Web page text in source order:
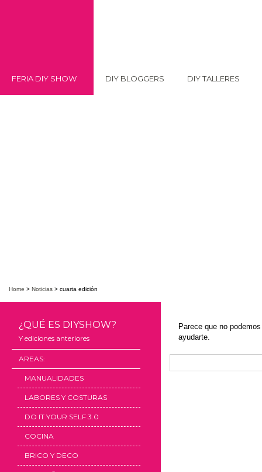
FERIA DIY SHOW DIY BLOGGERS DIY TALLERES
Home > Noticias > cuarta edición
¿QUÉ ES DIYSHOW?
Y ediciones anteriores
AREAS:
MANUALIDADES
LABORES Y COSTURAS
DO IT YOUR SELF 3.0
COCINA
BRICO Y DECO
Parece que no
ayudarte.